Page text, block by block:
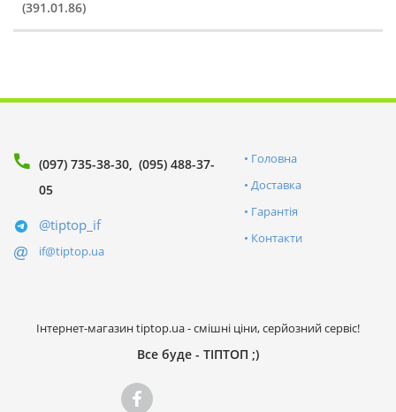
(391.01.86)
(097) 735-38-30 (095) 488-37-
05
@tiptop_if
if@tiptop.ua
Головна
Доставка
Гарантія
Контакти
Інтернет-магазин tiptop.ua - смішні ціни, серйозний сервіс!
Все буде - ТІПТОП ;)